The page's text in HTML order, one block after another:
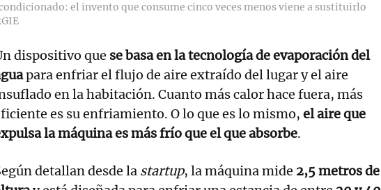
el invento que consume cinco veces menos viene a sustituirlo
dispositivo que se basa en la tecnología de evaporación del
para enfriar el flujo de aire extraído del lugar y el aire
en la habitación. Cuanto más calor hace fuera, más
es su enfriamiento. O lo que es lo mismo, el aire que
la máquina es más frío que el que absorbe.
detallan desde la startup, la máquina mide 2,5 metros de